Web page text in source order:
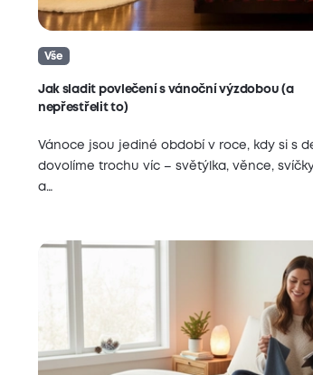
Vše
Jak sladit povlečení s vánoční výzdobou (a
nepřestřelit to)
Vánoce jsou jediné období v roce, kdy si s
dovolíme trochu víc – světýlka, věnce,
a…